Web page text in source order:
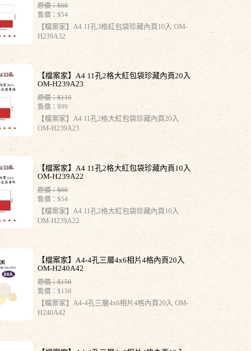
原價：$60
售價： $54
【檔案家】A4 11孔3格紅包袋珍藏內頁10入 OM-
H239A32
【檔案家】A4 11孔2格大紅包袋珍藏內頁20入
OM-H239A23
原價：$110
售價： $99
【檔案家】A4 11孔2格大紅包袋珍藏內頁20入
OM-H239A23
【檔案家】A4 11孔2格大紅包袋珍藏內頁10入
OM-H239A22
原價：$60
售價： $54
【檔案家】A4 11孔2格大紅包袋珍藏內頁10入
OM-H239A22
【檔案家】A4-4孔三層4x6相片4格內頁20入
OM-H240A42
原價：$150
售價： $150
【檔案家】A4-4孔三層4x6相片4格內頁20入 OM-
H240A42